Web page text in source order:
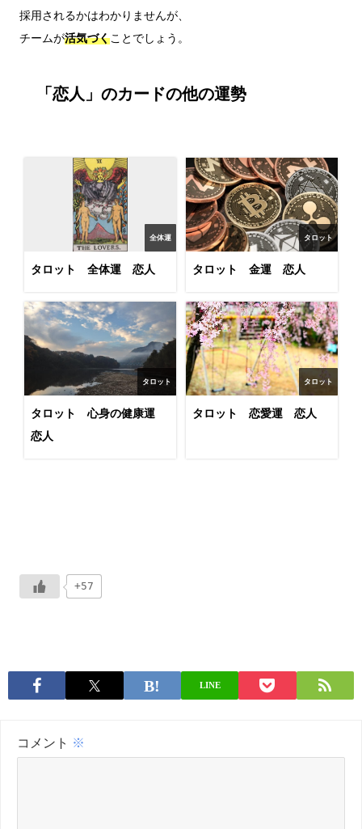
採用されるかはわかりませんが、
チームが活気づく
「恋人」のカードの他の運勢
全体運
タロット 全体運 恋人
タロット
タロット 金運 恋人
タロット
タロット 心身の健康運
恋人
タロット
タロット 恋愛運 恋人
+57
LINE
コメント ※